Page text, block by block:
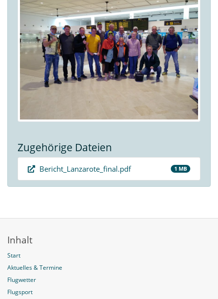
Zugehörige Dateien
Bericht_Lanzarote_final.pdf 1 MB
Inhalt
Start
Aktuelles & Termine
Flugwetter
Flugsport